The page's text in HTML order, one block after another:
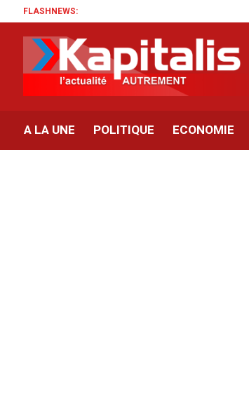
FLASHNEWS:
A LA UNE POLITIQUE ECONOMIE